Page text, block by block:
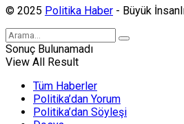
© 2025 Politika Haber - Büyük
Sonuç Bulunamadı
View All Result
Tüm Haberler
Politika’dan Yorum
Politika’dan Söyleşi